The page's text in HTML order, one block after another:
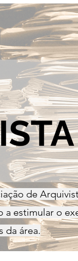
de
estimular o
da área.